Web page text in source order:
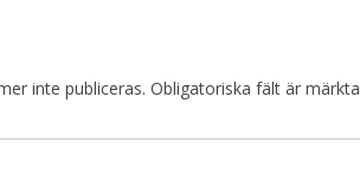
inte publiceras. Obligatoriska fält är märkta